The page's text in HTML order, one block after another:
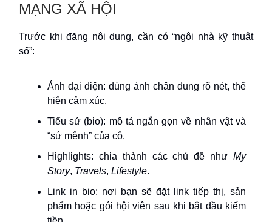
MẠNG XÃ HỘI
Trước khi đăng nội dung, cần có “ngôi nhà kỹ thuật
số”:
Ảnh đại diện: dùng ảnh chân dung rõ nét, thể
hiện cảm xúc.
Tiểu sử (bio): mô tả ngắn gọn về nhân vật và
“sứ mệnh” của cô.
Highlights: chia thành các chủ đề như My
Story, Travels, Lifestyle.
Link in bio: nơi bạn sẽ đặt link tiếp thị, sản
phẩm hoặc gói hội viên sau khi bắt đầu kiếm